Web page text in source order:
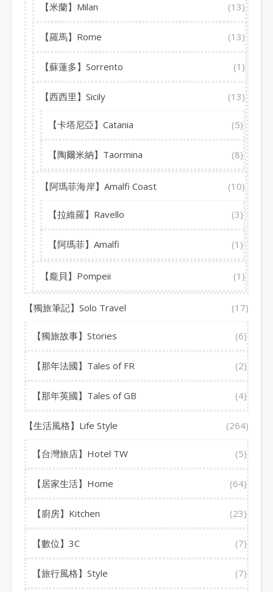
【米蘭】Milan (13)
【羅馬】Rome (13)
【蘇蓮多】Sorrento (1)
【西西里】Sicily (13)
【卡塔尼亞】Catania (5)
【陶爾米納】Taormina (8)
【阿瑪菲海岸】Amalfi Coast (10)
【拉維羅】Ravello (3)
【阿瑪菲】Amalfi (1)
【龐貝】Pompeii (1)
【獨旅筆記】Solo Travel (17)
【獨旅故事】Stories (6)
【那年法國】Tales of FR (2)
【那年英國】Tales of GB (4)
【生活風格】Life Style (264)
【台灣旅店】Hotel TW (5)
【居家生活】Home (64)
【廚房】Kitchen (23)
【數位】3C (7)
【旅行風格】Style (7)